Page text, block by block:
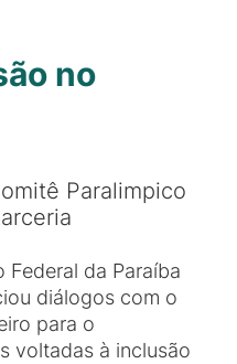
no
Paralimpico
Federal da Paraíba
diálogos com o
para o
voltadas à inclusão